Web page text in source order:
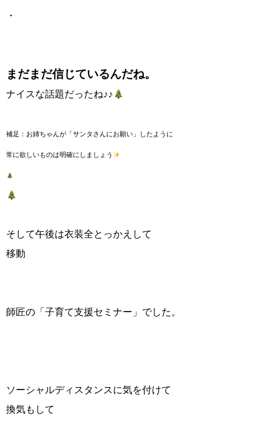
・
まだまだ信じているんだね。
ナイスな話題だったね♪♪
補足：お姉ちゃんが「サンタさんにお願い」したように
常に欲しいものは明確にしましょう
そして午後は衣装全とっかえして
移動
師匠の「子育て支援セミナー」でした。
ソーシャルディスタンスに気を付けて
換気もして